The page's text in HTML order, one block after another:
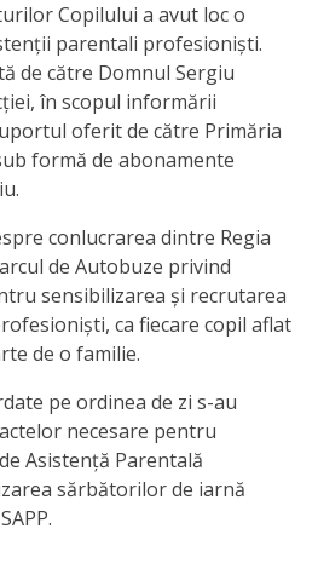
Copilului a avut loc o
parentali profesioniști.
de către Domnul Sergiu
în scopul informării
oferit de către Primăria
formă de abonamente
conlucrarea dintre Regia
de Autobuze privind
sensibilizarea și recrutarea
ca fiecare copil aflat
de o familie.
pe ordinea de zi s-au
necesare pentru
Asistență Parentală
sărbătorilor de iarnă